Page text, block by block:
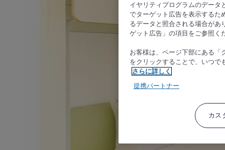
イヤリティプログラムのデータ
でターゲット広告を表示するた
るデータと照合される場合があ
ゲット広告」の項目をご参照く
お客様は、ページ下部にある「
をクリックすることで、いつで
さらに詳しく
提携パートナー
カス